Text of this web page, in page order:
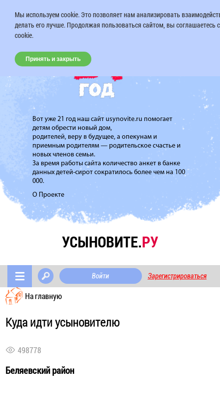
Вот уже 21 год наш сайт usynovite.ru помогает
детям обрести новый дом,
родителей, веру в будущее, а опекунам и
приемным родителям — родительское счастье и
новых членов семьи.
За время работы сайта количество анкет в банке
данных детей-сирот сократилось более чем на 100
000.
О Проекте
УСЫНОВИТЕ.РУ
Войти Зарегистрироваться
На главную
Куда идти усыновителю
498778
Беляевский район
Мы используем cookie. Это позволяет нам анализировать
делать его лучше. Продолжая пользоваться сайтом, вы соглашаетесь
cookie.
Принять и закрыть